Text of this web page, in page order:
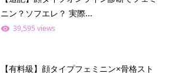
ニン？ソフエレ？ 実際...
39,595 views
【有料級】顔タイプフェミニン×骨格スト